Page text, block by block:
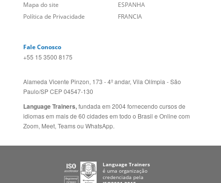
Folheto dos Cursos de
Idiomas
ZELÂNDIA
ALEMANHA
+55 15 3500 8175
Alameda Vicente Pinzon, 173 - 4º andar, Vila Olímpia - São
Paulo/SP CEP 04547-130
Language Trainers,fundada em 2004 fornecendo cursos de